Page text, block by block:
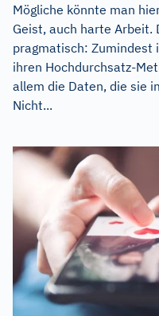
Mögliche könnte man
Geist, auch harte Arbeit.
pragmatisch: Zumindest
ihren Hochdurchsatz-
allem die Daten, die sie
Nicht...